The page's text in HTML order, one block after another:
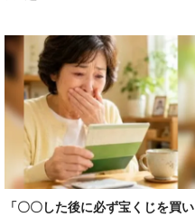
「〇〇した後に必ず宝くじを買い